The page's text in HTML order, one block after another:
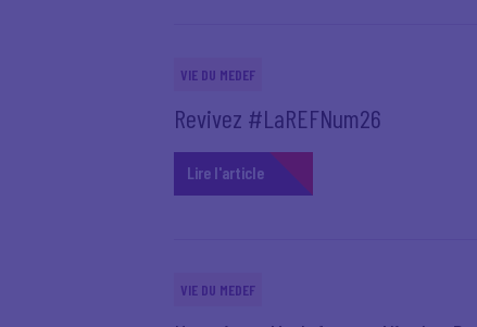
VIE DU MEDEF
Revivez #LaREFNum26
Lire l'article
VIE DU MEDEF